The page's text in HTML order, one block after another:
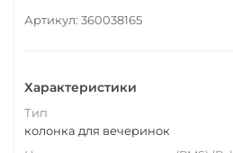
Артикул: 360038165
Характеристики
Тип
колонка для вечеринок